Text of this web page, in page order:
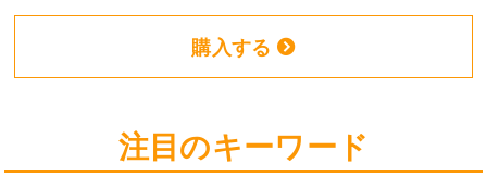
購入する
注目のキーワード